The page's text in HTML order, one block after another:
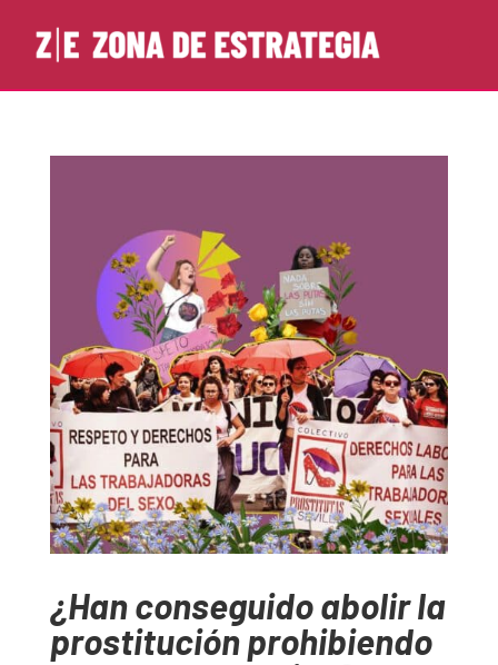
¿Han conseguido abolir la
prostitución prohibiendo